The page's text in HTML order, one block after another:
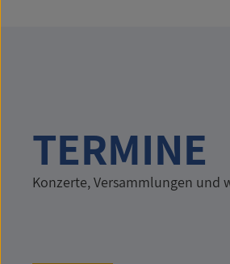
TERMINE
Konzerte, Versammlungen und